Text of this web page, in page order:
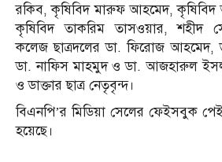
রকিব, কৃষিবিদ মারুফ আহমেদ, কৃষিবিদ
কৃষিবিদ তাকরিম তাসওয়ার, শহীদ
কলেজ ছাত্রদলের ডা. ফিরোজ আহমেদ,
ডা. নাফিস মাহমুদ ও ডা. আজহারুল
ও ডাক্তার ছাত্র নেতৃবৃন্দ।
বিএনপি’র মিডিয়া সেলের ফেইসবুক
হয়েছে।